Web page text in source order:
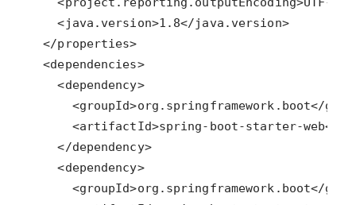
    <java.version>1.8</java.version>
  <dependencies>
    <dependency>
    </dependency>
    <dependency>